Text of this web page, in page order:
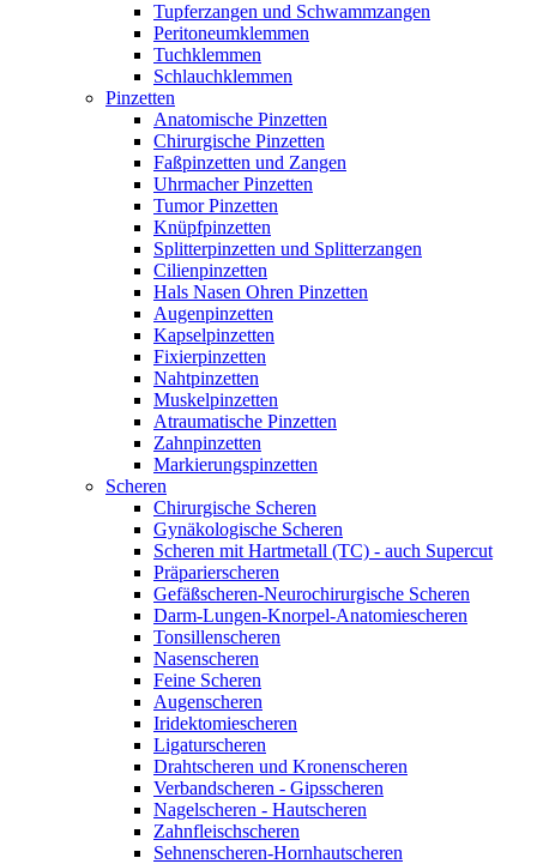
Tupferzangen und Schwammzangen
Peritoneumklemmen
Tuchklemmen
Schlauchklemmen
Pinzetten
Anatomische Pinzetten
Chirurgische Pinzetten
Faßpinzetten und Zangen
Uhrmacher Pinzetten
Tumor Pinzetten
Knüpfpinzetten
Splitterpinzetten und Splitterzangen
Cilienpinzetten
Hals Nasen Ohren Pinzetten
Augenpinzetten
Kapselpinzetten
Fixierpinzetten
Nahtpinzetten
Muskelpinzetten
Atraumatische Pinzetten
Zahnpinzetten
Markierungspinzetten
Scheren
Chirurgische Scheren
Gynäkologische Scheren
Scheren mit Hartmetall (TC) - auch Supercut
Präparierscheren
Gefäßscheren-Neurochirurgische Scheren
Darm-Lungen-Knorpel-Anatomiescheren
Tonsillenscheren
Nasenscheren
Feine Scheren
Augenscheren
Iridektomiescheren
Ligaturscheren
Drahtscheren und Kronenscheren
Verbandscheren - Gipsscheren
Nagelscheren - Hautscheren
Zahnfleischscheren
Sehnenscheren-Hornhautscheren